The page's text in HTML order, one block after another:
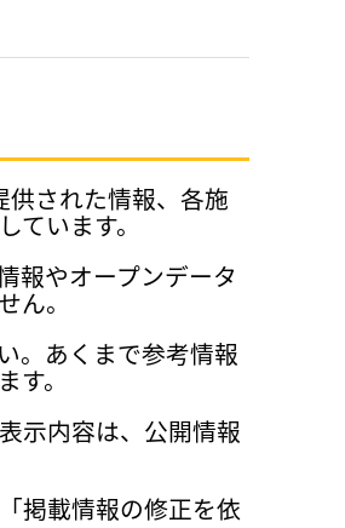
された情報、各施
います。
報やオープンデータ
。
。あくまで参考情報
。
示内容は、公開情報
掲載情報の修正を依